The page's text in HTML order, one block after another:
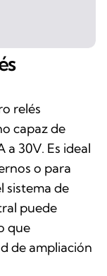
relés
capaz de
30V. Es ideal
o para
sistema de
puede
que
de ampliación